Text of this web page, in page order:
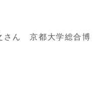
ん 京都大学総合博